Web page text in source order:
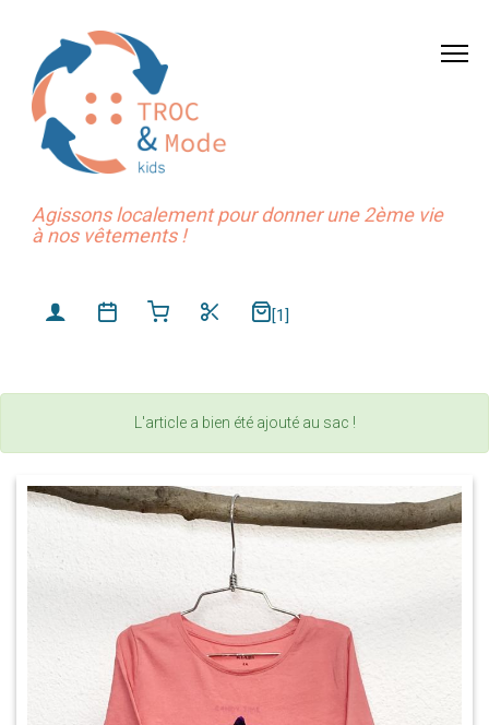
Agissons localement pour donner une 2ème vie
à nos vêtements !
[1]
L'article a bien été ajouté au sac !